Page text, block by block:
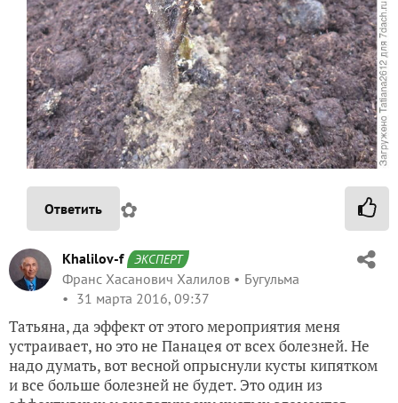
Ответить ✿
Khalilov-f ЭКСПЕРТ
Франс Хасанович Халилов
Бугульма
31 марта 2016, 09:37
Татьяна, да эффект от этого мероприятия меня
устраивает, но это не Панацея от всех болезней. Не
надо думать, вот весной опрыснули кусты кипятком
и все больше болезней не будет. Это один из